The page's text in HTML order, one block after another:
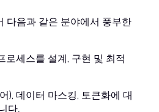
다음과 같은 분야에서 풍부한
로세스를 설계, 구현 및 최적
), 데이터 마스킹, 토큰화에 대
다.